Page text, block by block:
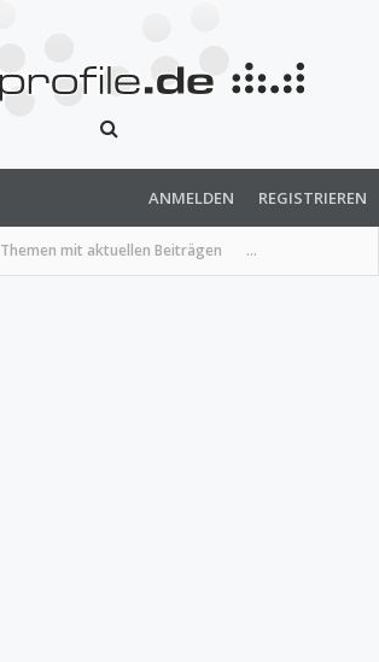
Themen mit aktuellen Beiträgen ...
ANMELDEN REGISTRIEREN